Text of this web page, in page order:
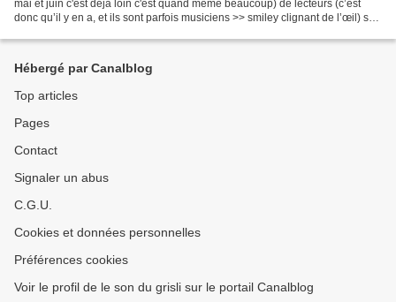
mai et juin c'est déjà loin c'est quand même beaucoup) de lecteurs (c’est
donc qu’il y en a, et ils sont parfois musiciens >> smiley clignant de l’œil) sur
Hébergé par Canalblog
Top articles
Pages
Contact
Signaler un abus
C.G.U.
Cookies et données personnelles
Préférences cookies
Voir le profil de le son du grisli sur le portail Canalblog